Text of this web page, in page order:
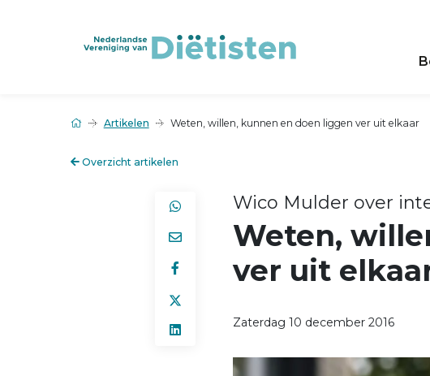
Artikelen Weten, willen, kunnen en doen liggen ver uit elkaar
Overzicht artikelen
Wico Mulder over
Weten,
ver uit
Zaterdag 10 december 2016